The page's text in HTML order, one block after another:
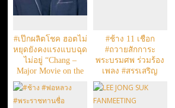
#เป๊กผลิตโชค ฮอตไม่
หยุดยังคงแรงแบบฉุด
ไม่อยู่ “Chang –
Major Movie on the
Hill : Funtasy Jungle”
6 กย 14.30
#ช้าง 11 เชือก
#ถวายสักการะ
พระบรมศพ ร่วมร้อง
เพลง #สรรเสริญ